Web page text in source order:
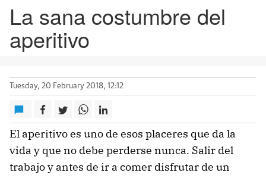
La sana costumbre del
aperitivo
Tuesday, 20 February 2018, 12:12
El aperitivo es uno de esos placeres que da la
vida y que no debe perderse nunca. Salir del
trabajo y antes de ir a comer disfrutar de un